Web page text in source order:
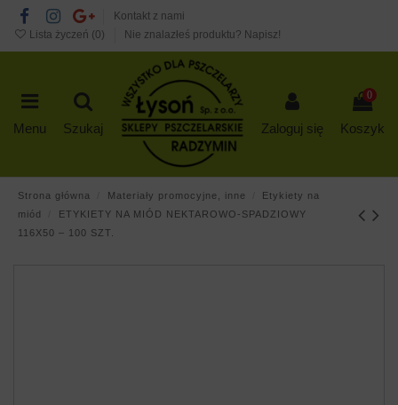
Kontakt z nami
Lista życzeń (0) Nie znalazłeś produktu? Napisz!
Menu Szukaj Zaloguj się
0
Koszyk
Strona główna Materiały promocyjne, inne
Etykiety na
miód
ETYKIETY NA MIÓD NEKTAROWO-SPADZIOWY
116X50 – 100 SZT.